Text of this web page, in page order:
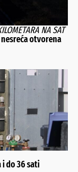
NA SAT
otvorena
do 36 sati